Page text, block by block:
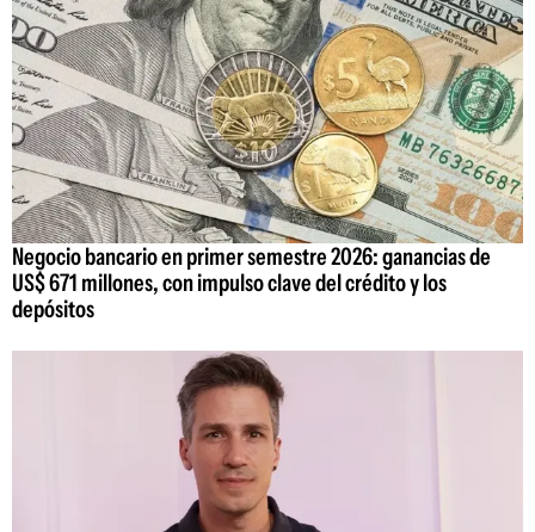
Negocio bancario en primer semestre 2026: ganancias de
US$ 671 millones, con impulso clave del crédito y los
depósitos